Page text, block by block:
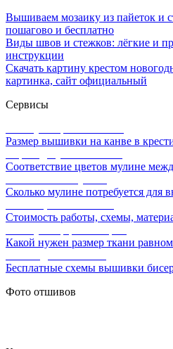
Вышиваем мозаику из пайеток и
пошагово и бесплатно
Виды швов и стежков: лёгкие и
инструкции
Скачать картину крестом
картинка, сайт официальный
Сервисы
Размер вышивки на канве в
Соответствие цветов мулине
Сколько мулине потребуется для
Стоимость работы, схемы,
Какой нужен размер ткани
Бесплатные схемы вышивки
Фото отшивов